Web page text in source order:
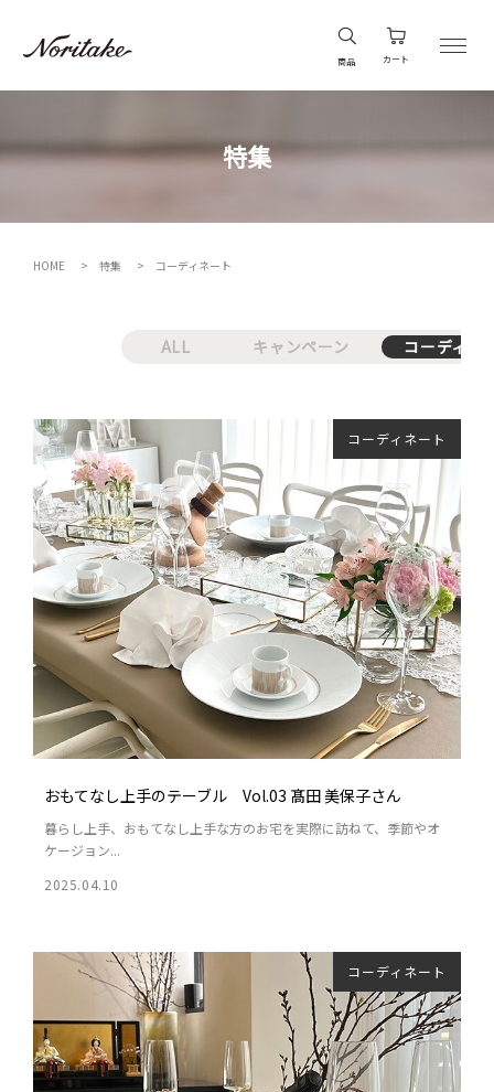
商品 カート
特集
HOME 特集 コーディネート
ALL キャンペーン コーディネ
コーディネート
おもてなし上手のテーブル Vol.03 髙田 美保子さん
暮らし上手、おもてなし上手な方のお宅を実際に訪ねて、季節やオ
ケージョン...
2025.04.10
コーディネート